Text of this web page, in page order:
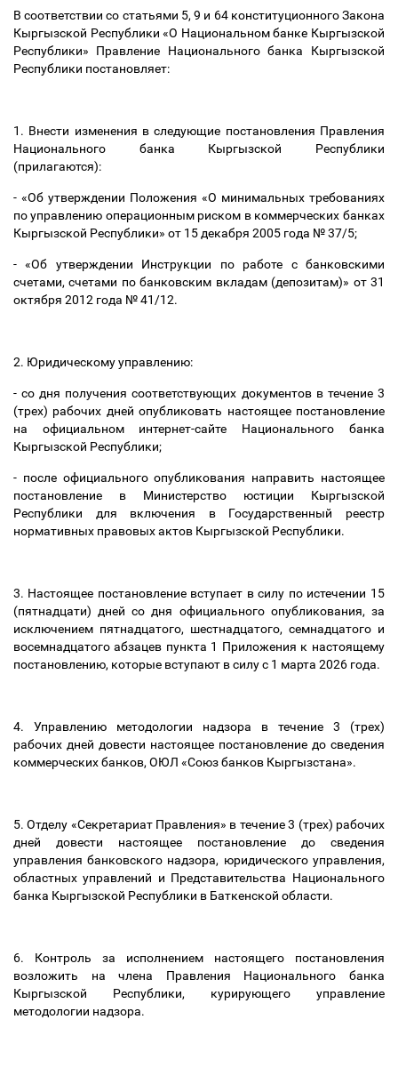
В соответствии со статьями 5, 9 и 64 конституционного Закона
Кыргызской Республики «О Национальном банке Кыргызской
Республики» Правление Национального банка Кыргызской
Республики постановляет:
1. Внести изменения в следующие постановления Правления
Национального банка Кыргызской Республики
(прилагаются):
- «Об утверждении Положения «О минимальных требованиях
по управлению операционным риском в коммерческих банках
Кыргызской Республики» от 15 декабря 2005 года № 37/5;
- «Об утверждении Инструкции по работе с банковскими
счетами, счетами по банковским вкладам (депозитам)» от 31
октября 2012 года № 41/12.
2. Юридическому управлению:
- со дня получения соответствующих документов в течение 3
(трех) рабочих дней опубликовать настоящее постановление
на официальном интернет-сайте Национального банка
Кыргызской Республики;
- после официального опубликования направить настоящее
постановление в Министерство юстиции Кыргызской
Республики для включения в Государственный реестр
нормативных правовых актов Кыргызской Республики.
3. Настоящее постановление вступает в силу по истечении 15
(пятнадцати) дней со дня официального опубликования, за
исключением пятнадцатого, шестнадцатого, семнадцатого и
восемнадцатого абзацев пункта 1 Приложения к настоящему
постановлению, которые вступают в силу с 1 марта 2026 года.
4. Управлению методологии надзора в течение 3 (трех)
рабочих дней довести настоящее постановление до сведения
коммерческих банков, ОЮЛ «Союз банков Кыргызстана».
5. Отделу «Секретариат Правления» в течение 3 (трех) рабочих
дней довести настоящее постановление до сведения
управления банковского надзора, юридического управления,
областных управлений и Представительства Национального
банка Кыргызской Республики в Баткенской области.
6. Контроль за исполнением настоящего постановления
возложить на члена Правления Национального банка
Кыргызской Республики, курирующего управление
методологии надзора.